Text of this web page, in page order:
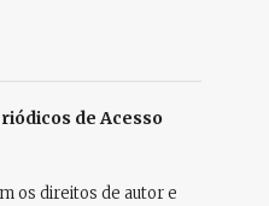
de Acesso
os direitos de autor e